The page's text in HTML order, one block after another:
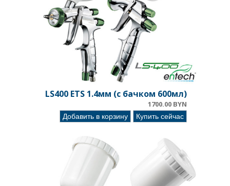
LS400 ETS 1.4мм (с бачком 600мл)
1700.00 BYN
Добавить в корзину Купить сейчас